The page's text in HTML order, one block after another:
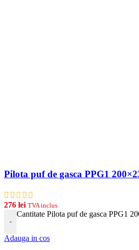
Pilota puf de gasca PPG1
276 lei TVA inclus
-
Cantitate Pilota puf de gasca PPG1
Adauga in cos